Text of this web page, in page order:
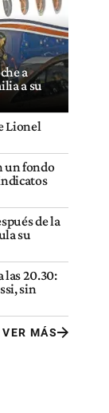
a
a su
Lionel
un fondo
de la
su
las 20.30:
sin
VER MÁS